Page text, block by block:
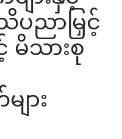
ပညာမြှင့်
မိသားစု
ား